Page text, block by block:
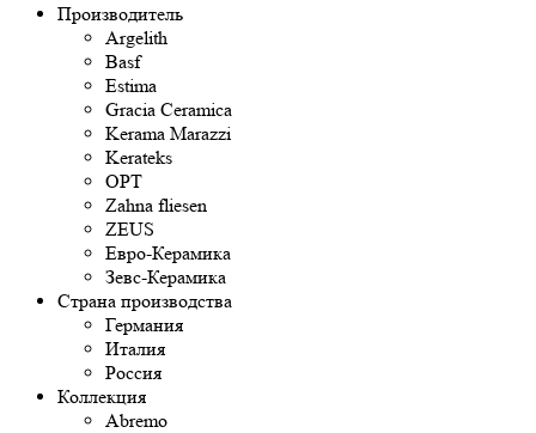
Производитель
Argelith
Basf
Estima
Gracia Ceramica
Kerama Marazzi
Kerateks
OPT
Zahna fliesen
ZEUS
Евро-Керамика
Зевс-Керамика
Страна производства
Германия
Италия
Россия
Коллекция
Abremo